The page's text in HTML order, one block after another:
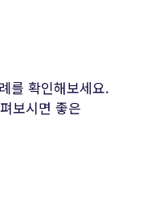
를 확인해보세요.
보시면 좋은